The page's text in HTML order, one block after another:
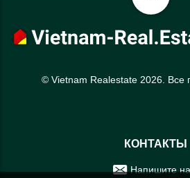
© Vietnam Realestate 2026. Все
КОНТАКТЫ
Напишите